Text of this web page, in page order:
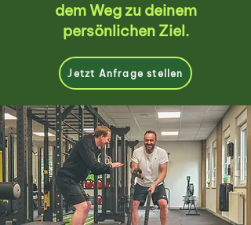
dem Weg zu deinem
persönlichen Ziel.
Jetzt Anfrage stellen